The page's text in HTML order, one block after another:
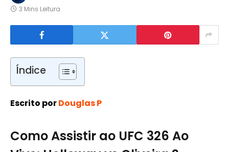
3 Mins Leitura
Índice
Escrito porDouglas P
Como Assistir ao UFC 326 Ao